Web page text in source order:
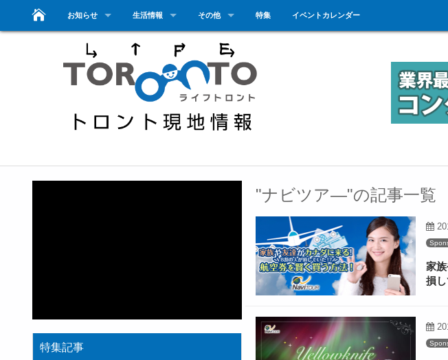
お知らせ 生活情報 その他 特集 イベントカレンダー
"ナビツア―"の記事一覧
家
損
特集記事